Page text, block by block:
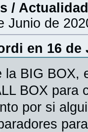
/ Actualidad
Junio de
en 16 de
la BIG BOX,
BOX
por si